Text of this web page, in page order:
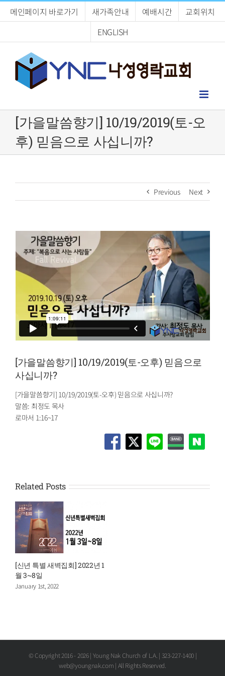
메인페이지 바로가기 새가족안내 예배시간
교회위치
ENGLISH
[가을말씀향기] 10/19/2019(토-오
후) 믿음으로 사십니까?
Previous Next
[가을말씀향기] 10/19/2019(토-오후) 믿음으로
사십니까?
[가을말씀향기] 10/19/2019(토-오후) 믿음으로 사십니까?
말씀: 최정도 목사
로마서 1:16~17
Related Posts
[신년 특별 새벽집회] 2022년 1
월 3~8일
January 1st, 2022
© Copyright 2016 - 2026 | Young Nak Church of L.A. | 323-227-1400 |
web@youngnak.com | All Rights Reserved.